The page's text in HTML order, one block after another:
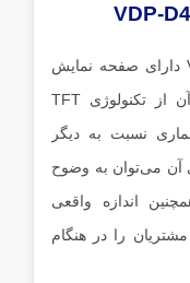
آیفون تصویری تکنما مدل VDP-D43 دارای صفحه نمایش
4.3 اینچی است که برای ساخت آن از تکنولوژی TFT
نسبت به دیگر
آن می‌توان به وضوح
اندازه واقعی
را در هنگام